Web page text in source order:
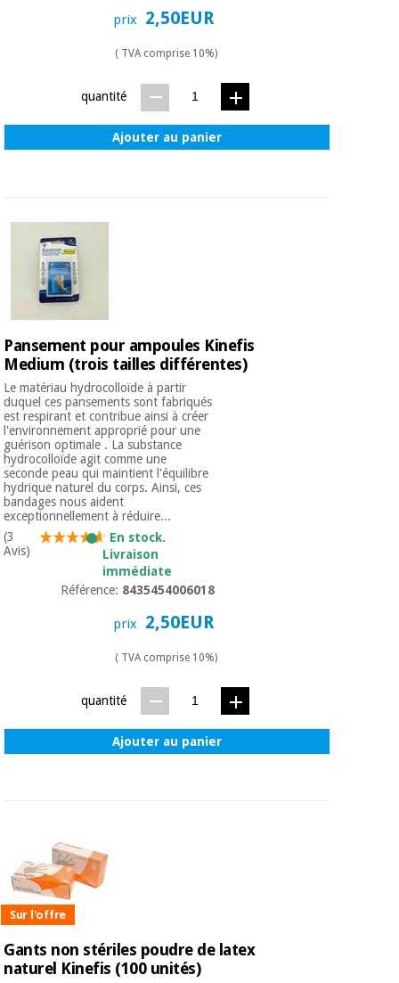
prix 2,50EUR
( TVA comprise 10%)
quantité
Ajouter au panier
Pansement pour ampoules Kinefis
Medium (trois tailles différentes)
Le matériau hydrocolloïde à partir
duquel ces pansements sont fabriqués
est respirant et contribue ainsi à créer
l'environnement approprié pour une
guérison optimale . La substance
hydrocolloïde agit comme une
seconde peau qui maintient l'équilibre
hydrique naturel du corps. Ainsi, ces
bandages nous aident
exceptionnellement à réduire...
(3
Avis)
En stock.
Livraison
immédiate
Référence: 8435454006018
prix 2,50EUR
( TVA comprise 10%)
quantité
Ajouter au panier
Sur l'offre
Gants non stériles poudre de latex
naturel Kinefis (100 unités)